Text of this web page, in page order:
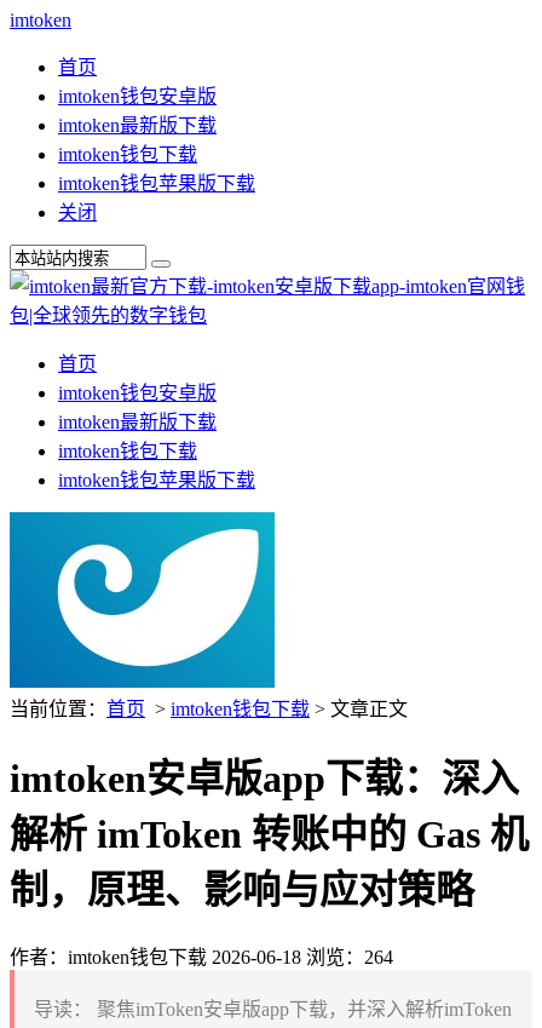
imtoken
首页
imtoken钱包安卓版
imtoken最新版下载
imtoken钱包下载
imtoken钱包苹果版下载
关闭
首页
imtoken钱包安卓版
imtoken最新版下载
imtoken钱包下载
imtoken钱包苹果版下载
当前位置： 首页 > imtoken钱包下载 > 文章正文
imtoken安卓版app下载：深入
解析 imToken 转账中的 Gas 机
制，原理、影响与应对策略
作者：imtoken钱包下载 2026-06-18 浏览：264
导读：
聚焦imToken安卓版app下载，并深入解析imToken